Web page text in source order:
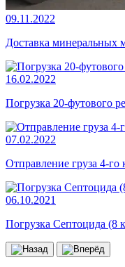
09.11.2022
Доставка минеральных
16.02.2022
Погрузка 20-футового
07.02.2022
Отправление груза 4-го
06.10.2021
Погрузка Септоцида (8